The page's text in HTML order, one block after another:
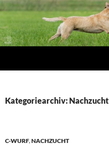
Zum
springen
Kategoriearchiv: Nachzucht
C-WURF,NACHZUCHT